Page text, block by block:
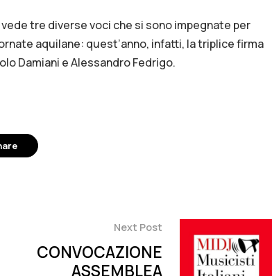
tre diverse voci che si sono impegnate per
aquilane: quest’anno, infatti, la triplice firma
Damiani e Alessandro Fedrigo.
Next Post
CONVOCAZIONE
ASSEMBLEA